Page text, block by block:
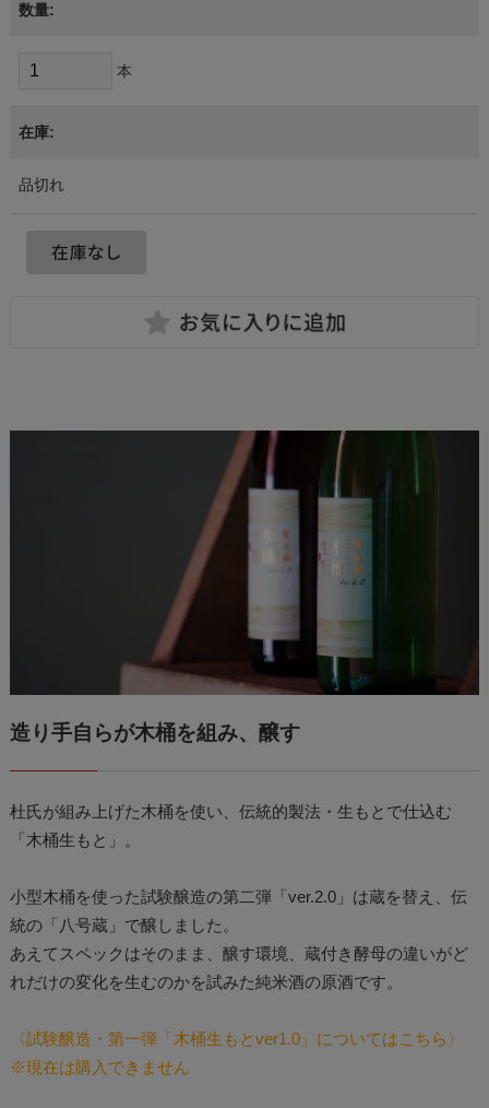
数量:
本
在庫:
品切れ
造り手自らが木桶を組み、醸す
杜氏が組み上げた木桶を使い、伝統的製法・生もとで仕込む
「木桶生もと」。
小型木桶を使った試験醸造の第二弾「ver.2.0」は蔵を替え、伝
統の「八号蔵」で醸しました。
あえてスペックはそのまま、醸す環境、蔵付き酵母の違いがど
れだけの変化を生むのかを試みた純米酒の原酒です。
〈試験醸造・第一弾「木桶生もとver1.0」についてはこちら〉
※現在は購入できません